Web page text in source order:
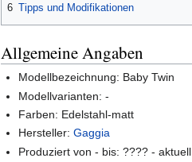
6 Tipps und Modifikationen
Allgemeine Angaben
Modellbezeichnung: Baby Twin
Modellvarianten: -
Farben: Edelstahl-matt
Hersteller:Gaggia
Produziert von - bis: ???? - aktuell